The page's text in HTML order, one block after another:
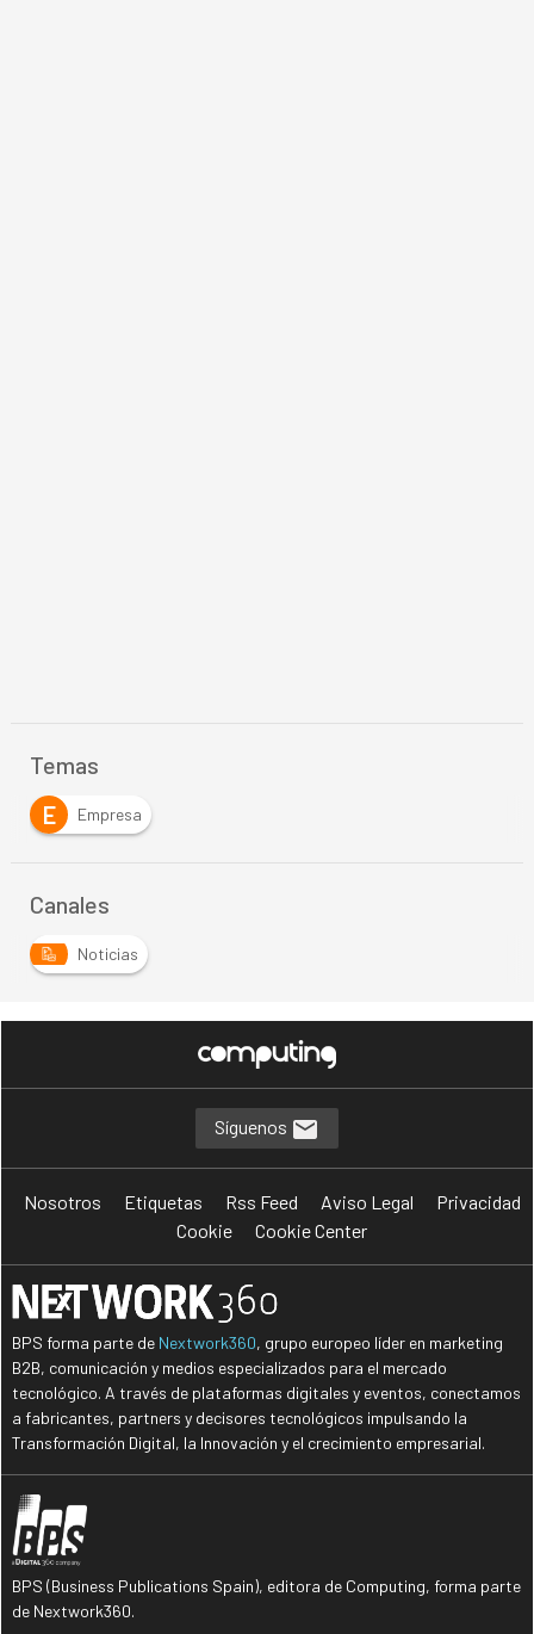
Temas
E
Empresa
Canales
Noticias
Síguenos
Nosotros Etiquetas Rss Feed Aviso Legal
Privacidad
Cookie
Cookie Center
BPS forma parte de Nextwork360, grupo europeo líder en marketing
B2B, comunicación y medios especializados para el mercado
tecnológico. A través de plataformas digitales y eventos, conectamos
a fabricantes, partners y decisores tecnológicos impulsando la
Transformación Digital, la Innovación y el crecimiento empresarial.
BPS (Business Publications Spain), editora de Computing, forma parte
de Nextwork360.